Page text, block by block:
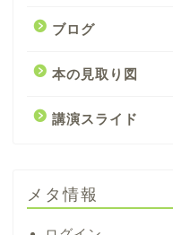
ブログ
本の見取り図
講演スライド
メタ情報